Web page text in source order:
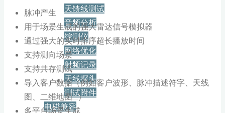
天馈线测试
音频分析
综测仪
网络优化
射频记录
天线探头
测试附件
电磁兼容
脉冲产生
用于场景生成的强大雷达信号模拟器
通过强大的实时排序超长播放时间
支持测向场景
支持共存测试
导入客户数据（例如客户波形、脉冲描述符字、天线
图、二维地图…）
多平台场景生成